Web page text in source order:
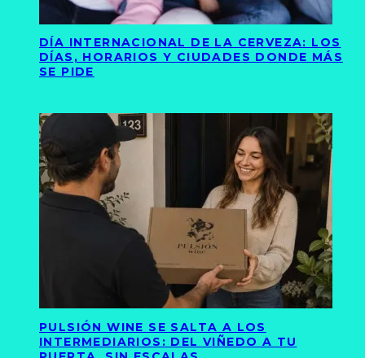
DÍA INTERNACIONAL DE LA CERVEZA: LOS
DÍAS, HORARIOS Y CIUDADES DONDE MÁS
SE PIDE
PULSIÓN WINE SE SALTA A LOS
INTERMEDIARIOS: DEL VIÑEDO A TU